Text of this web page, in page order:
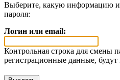
Выберите, какую информацию
пароля:
Логин или email:
Контрольная строка для смены
регистрационные данные,